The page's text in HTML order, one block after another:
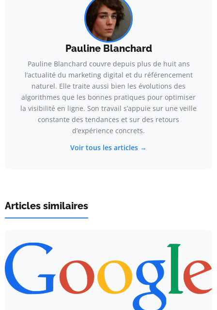
Pauline Blanchard
Pauline Blanchard couvre depuis plus de huit ans
l’actualité du marketing digital et du référencement
naturel. Elle traite aussi bien les évolutions des
algorithmes que les bonnes pratiques pour optimiser
la visibilité en ligne. Son travail s’appuie sur une veille
constante des tendances et sur des retours
d’expérience concrets.
Voir tous les articles →
Articles similaires